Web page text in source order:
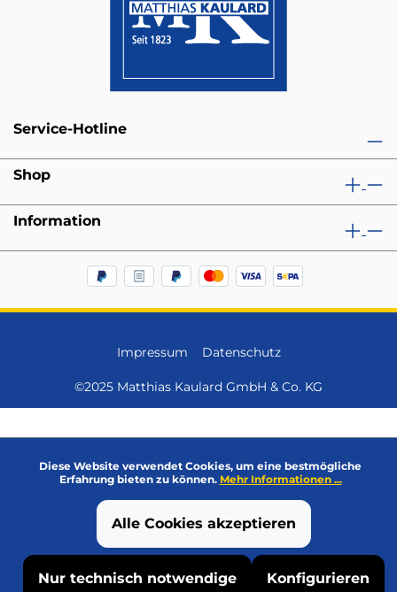
Service-Hotline
Shop
Information
Impressum Datenschutz
©2025 Matthias Kaulard GmbH & Co. KG
Diese Website verwendet Cookies, um eine bestmögliche
Erfahrung bieten zu können. Mehr Informationen ...
Nur technisch notwendige Konfigurieren
Alle Cookies akzeptieren